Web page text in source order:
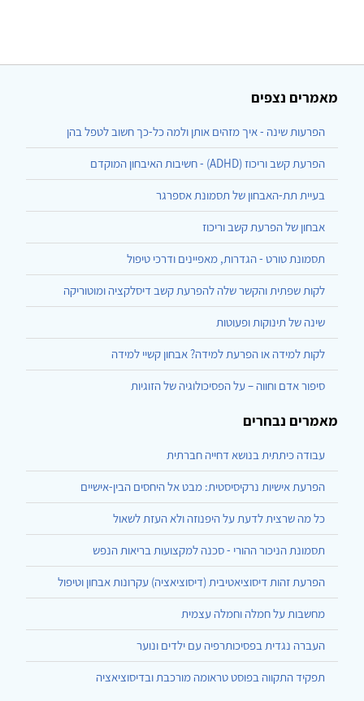
מאמרים נצפים
הפרעות שינה - איך מזהים אותן ולמה כל-כך חשוב לטפל בהן
הפרעת קשב וריכוז (ADHD) - חשיבות האיבחון המוקדם
בעיית תת-האבחון של תסמונת אספרגר
אבחון של הפרעת קשב וריכוז
תסמונת טורט - הגדרות, מאפיינים ודרכי טיפול
לקות שפתית והקשר שלה להפרעת קשב דיסלקציה ומוטוריקה
שינה של תינוקות ופעוטות
לקות למידה או הפרעת למידה? אבחון קשיי למידה
סיפור אדם וחווה – על הפסיכולוגיה של הזוגיות
מאמרים נבחרים
עבודה כיתתית בנושא דחייה חברתית
הפרעת אישיות נרקיסיסטית: מבט אל היחסים הבין-אישיים
כל מה שרצית לדעת על היפנוזה ולא העזת לשאול
תסמונת הניכור ההורי - סכנה למקצועות בריאות הנפש
הפרעת זהות דיסוציאטיבית (דיסוציאציה) עקרונות אבחון וטיפול
מחשבות על חמלה וחמלה עצמית
העברה נגדית בפסיכותרפיה עם ילדים ונוער
תפקיד התקווה בפוסט טראומה מורכבת ובדיסוציאציה